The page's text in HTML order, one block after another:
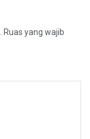
Ruas yang wajib